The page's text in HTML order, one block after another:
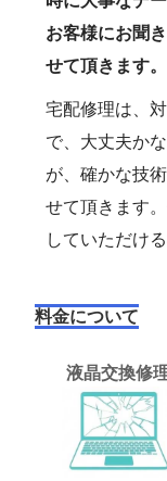
お客様にお聞
せて頂きます。
宅配修理は、
で、大丈夫か
が、確かな技
せて頂きます
していただけ
料金について
液晶交換修